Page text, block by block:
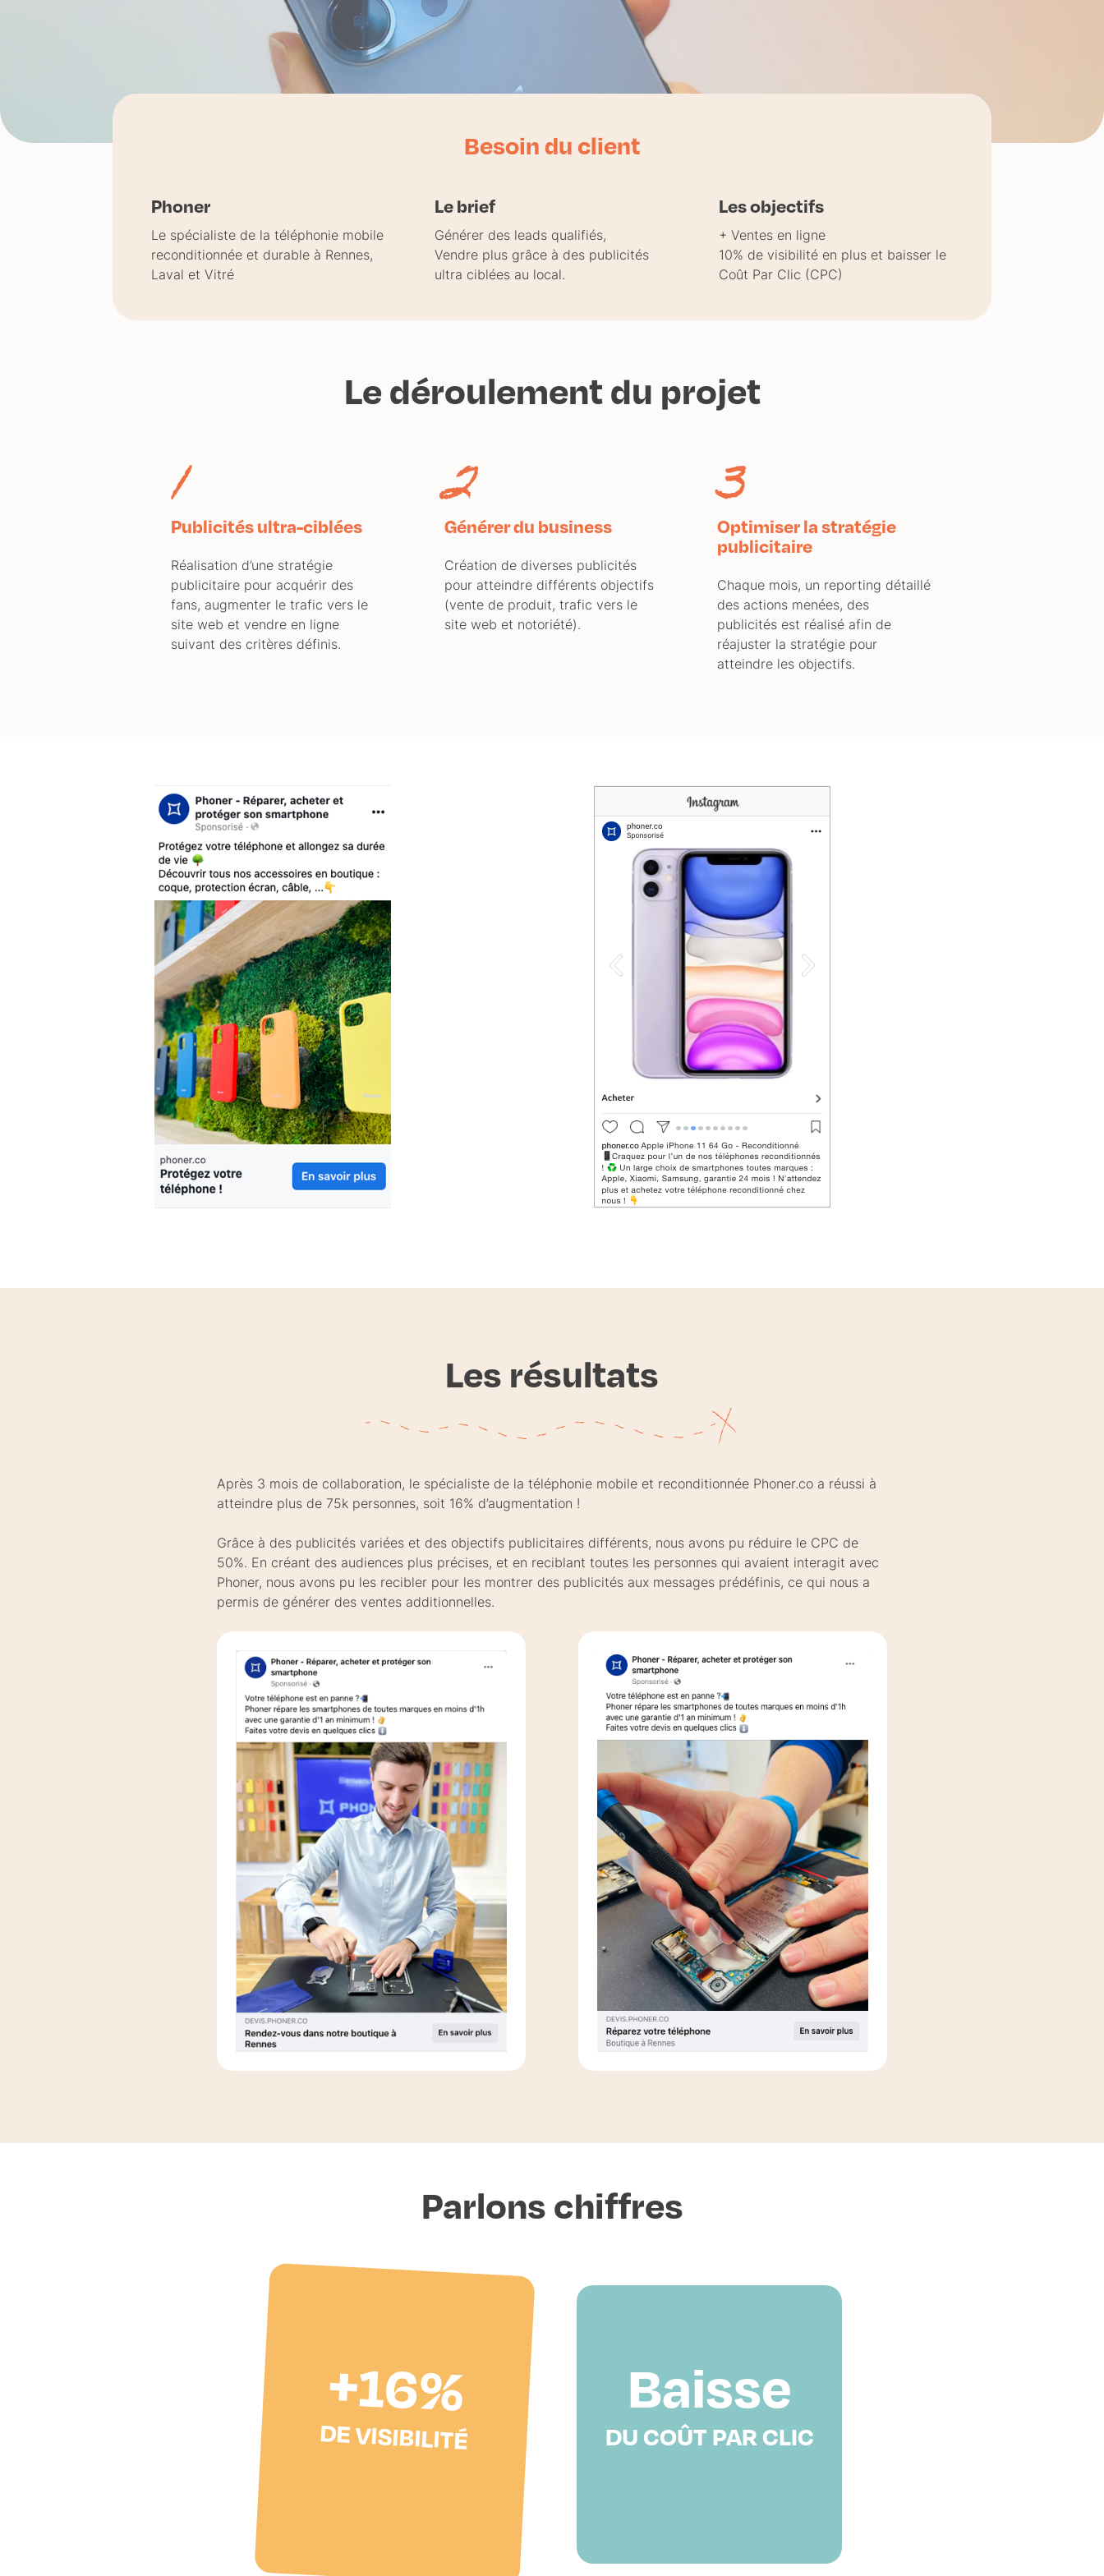
Besoin du client
Phoner
Le spécialiste de la téléphonie mobile
reconditionnée et durable à Rennes,
Laval et Vitré
Le brief
Générer des leads qualifiés,
Vendre plus grâce à des publicités
ultra ciblées au local.
Les objectifs
+ Ventes en ligne
10% de visibilité en plus et baisser le
Coût Par Clic (CPC)
Le déroulement du projet
1
Publicités ultra-ciblées
Réalisation d’une stratégie
publicitaire pour acquérir des
fans, augmenter le trafic vers le
site web et vendre en ligne
suivant des critères définis.
2
Générer du business
Création de diverses publicités
pour atteindre différents objectifs
(vente de produit, trafic vers le
site web et notoriété).
3
Optimiser la stratégie
publicitaire
Chaque mois, un reporting détaillé
des actions menées, des
publicités est réalisé afin de
réajuster la stratégie pour
atteindre les objectifs.
Les résultats
Après 3 mois de collaboration, le spécialiste de la téléphonie mobile et reconditionnée Phoner.co a réussi à
atteindre plus de 75k personnes, soit 16% d’augmentation !
Grâce à des publicités variées et des objectifs publicitaires différents, nous avons pu réduire le CPC de
50%. En créant des audiences plus précises, et en reciblant toutes les personnes qui avaient interagit avec
Phoner, nous avons pu les recibler pour les montrer des publicités aux messages prédéfinis, ce qui nous a
permis de générer des ventes additionnelles.
Parlons chiffres
+16%
DE VISIBILITÉ
Baisse
DU COÛT PAR CLIC